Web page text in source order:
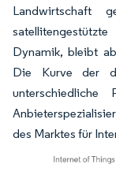
Landwirtschaft
Dynamik, bleibt
Die Kurve der
unterschiedliche
des Marktes für